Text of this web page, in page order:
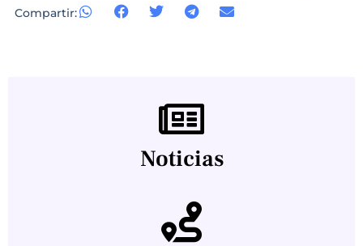
Compartir:
Noticias